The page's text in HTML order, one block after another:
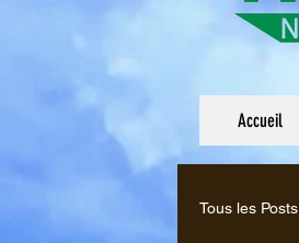
Tous les Posts
Accueil